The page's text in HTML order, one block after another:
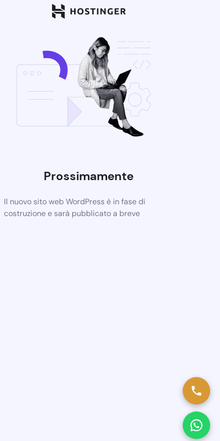
Prossimamente
Il nuovo sito web WordPress è in fase di
costruzione e sarà pubblicato a breve